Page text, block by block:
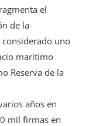
el
de la
considerado uno
marítimo
Reserva de la
años en
mil firmas en